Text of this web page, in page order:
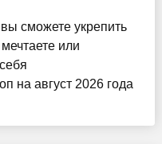
сможете укрепить
или
на август 2026 года